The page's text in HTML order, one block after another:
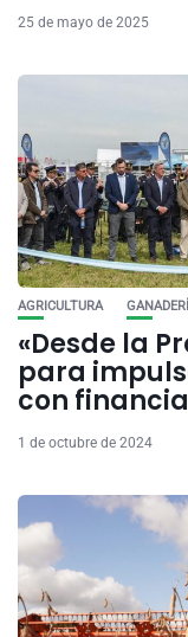
25 de mayo de 2025
AGRICULTURA
«Desde la
para
con
1 de octubre de 2024